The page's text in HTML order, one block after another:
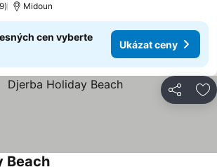
Midoun
cen vyberte
Ukázat ceny
Sdílet
Beach